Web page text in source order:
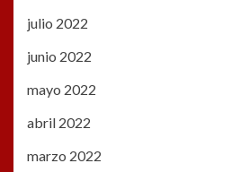
julio 2022
junio 2022
mayo 2022
abril 2022
marzo 2022